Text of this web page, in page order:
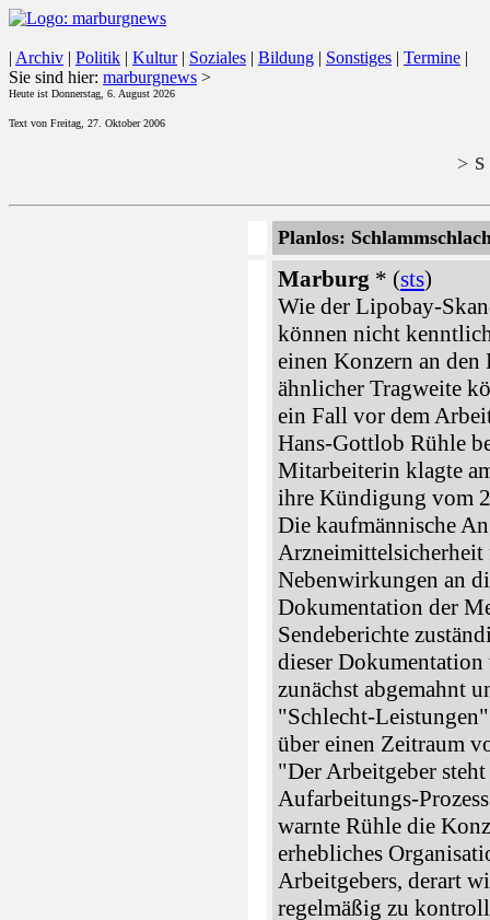
| Archiv | Politik | Kultur| Soziales | Bildung | Sonstiges | Termine |
Sie sind hier: marburgnews >
Heute ist Donnerstag, 6. August 2026
Text von Freitag, 27. Oktober 2006
>s
Planlos:
Marburg * (sts)
Wie der Lipobay-
können nicht
einen Konzern an den
ähnlicher Tragweite
ein Fall vor dem
Hans-Gottlob Rühle
Mitarbeiterin klagte
ihre Kündigung vom
Die kaufmännische
Nebenwirkungen an
Dokumentation der
Sendeberichte
dieser
zunächst abgemahnt
"Schlecht-
über einen Zeitraum
"Der Arbeitgeber
Aufarbeitungs-
warnte Rühle die
erhebliches
Arbeitgebers, derart
regelmäßig zu